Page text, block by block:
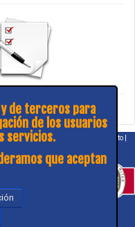
|¿Consulta y sugerencias? Contacto
de terceros para
de los usuarios
servicios.
que aceptan